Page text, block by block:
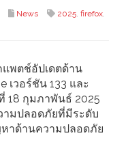
News 2025, firefox,
แพตช์อัปเดตด้าน
เวอร์ชัน 133 และ
18 กุมภาพันธ์ 2025
ามปลอดภัยที่มีระดับ
าด้านความปลอดภัย